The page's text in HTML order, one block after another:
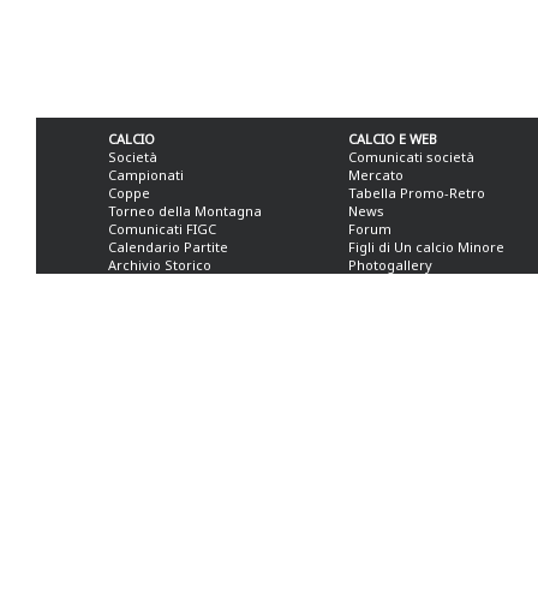
CALCIO
Società
Campionati
Coppe
Torneo della Montagna
Comunicati FIGC
Calendario Partite
Archivio Storico
CALCIO E WEB
Comunicati società
Mercato
Tabella Promo-Retro
News
Forum
Figli di Un calcio Minore
Photogallery